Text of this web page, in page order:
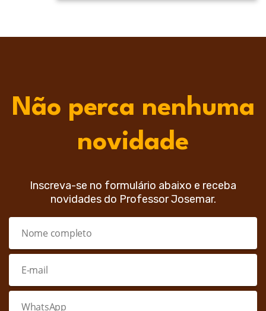
Não perca nenhuma
novidade
Inscreva-se no formulário abaixo e receba
novidades do Professor Josemar.